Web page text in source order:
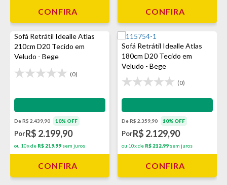
CONFIRA CONFIRA
Sofá Retrátil Idealle Atlas
210cm D20 Tecido em
Veludo - Bege
(0)
Impermeabilização - VEDA
De R$ 2.439,90 10% OFF
PorR$ 2.199,90
ou 10x de R$ 219,99 sem juros
CONFIRA
Sofá Retrátil Idealle Atlas
180cm D20 Tecido em
Veludo - Bege
(0)
Impermeabilização - VEDA
De R$ 2.359,90 10% OFF
PorR$ 2.129,90
ou 10x de R$ 212,99 sem juros
CONFIRA